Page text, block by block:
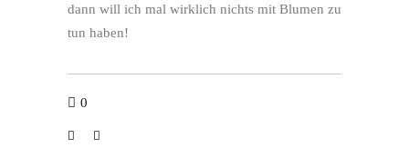
dann will ich mal wirklich nichts mit Blumen zu
tun haben!
0